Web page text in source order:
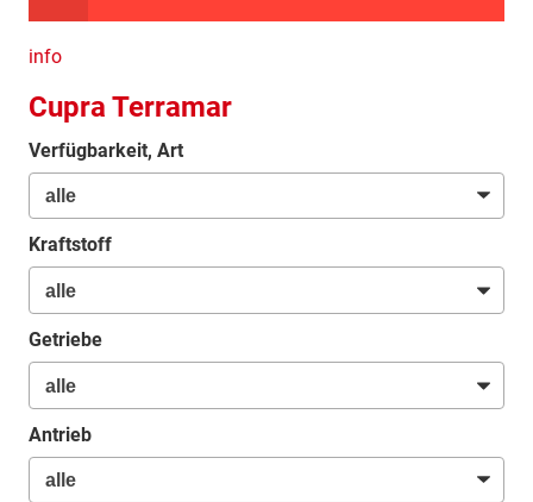
info
Cupra Terramar
Verfügbarkeit, Art
Kraftstoff
Getriebe
Antrieb